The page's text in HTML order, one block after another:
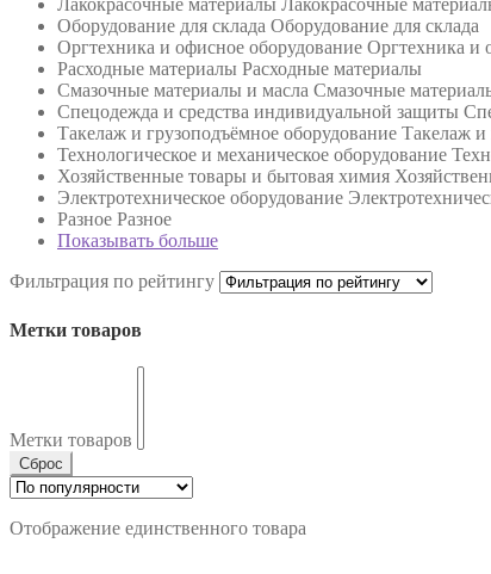
Лакокрасочные материалы Лакокрасочные
Оборудование для склада Оборудование для склада
Оргтехника и офисное оборудование Оргтехника и
Расходные материалы Расходные материалы
Смазочные материалы и масла Смазочные
Спецодежда и средства индивидуальной защиты
Такелаж и грузоподъёмное оборудование Такелаж и
Технологическое и механическое оборудование
Хозяйственные товары и бытовая химия
Электротехническое оборудование
Разное Разное
Показывать больше
Фильтрация по рейтингу
Метки товаров
Метки товаров
Сброс
Отображение единственного товара